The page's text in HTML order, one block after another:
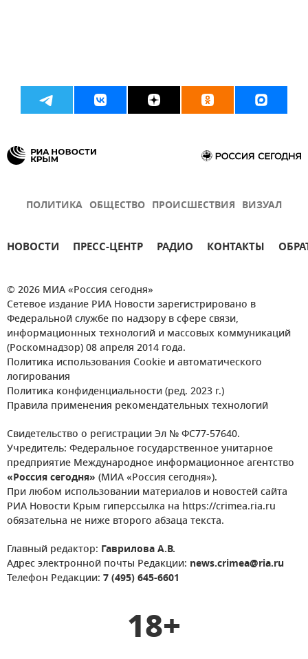
ПОЛИТИКА ОБЩЕСТВО ПРОИСШЕСТВИЯ ВИЗУАЛ
НОВОСТИ ПРЕСС-ЦЕНТР РАДИО КОНТАКТЫ
© 2026 МИА «Россия сегодня»
Сетевое издание РИА Новости зарегистрировано в
Федеральной службе по надзору в сфере связи,
информационных технологий и массовых коммуникаций
(Роскомнадзор) 08 апреля 2014 года.
Политика использования Cookie и автоматического
логирования
Политика конфиденциальности (ред. 2023 г.)
Правила применения рекомендательных технологий
Свидетельство о регистрации Эл № ФС77-57640.
Учредитель: Федеральное государственное унитарное
предприятие Международное информационное агентство
«Россия сегодня» (МИА «Россия сегодня»).
При любом использовании материалов и новостей сайта
РИА Новости Крым гиперссылка на https://crimea.ria.ru
обязательна не ниже второго абзаца текста.
Главный редактор: Гаврилова А.В.
Адрес электронной почты Редакции: news.crimea@ria.ru
Телефон Редакции: 7 (495) 645-6601
18+